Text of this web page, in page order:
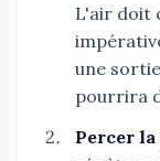
L'air doit
une
pourrira
Percer